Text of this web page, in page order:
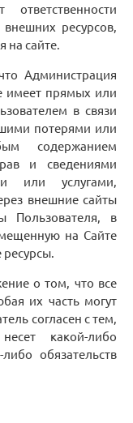
ресурсов,
на сайте.
Администрация
имеет прямых или
в связи
потерями или
содержанием
и сведениями
или услугами,
внешние сайты
Пользователя, в
на Сайте
о том, что все
их часть могут
согласен с тем,
какой-либо
обязательств